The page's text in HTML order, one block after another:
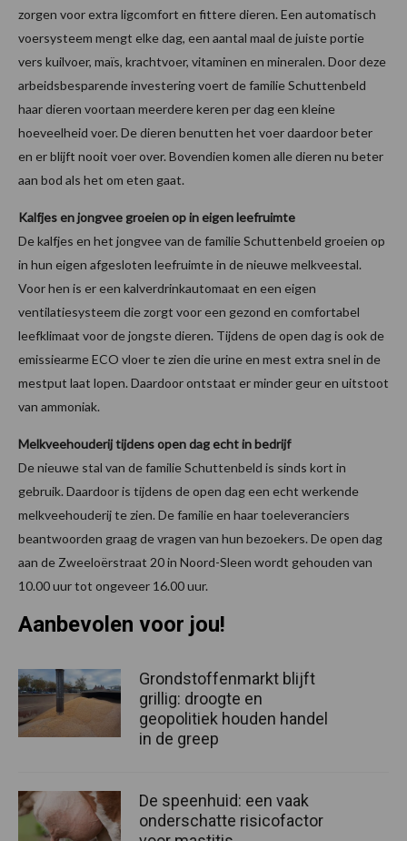
zorgen voor extra ligcomfort en fittere dieren. Een automatisch
voersysteem mengt elke dag, een aantal maal de juiste portie
vers kuilvoer, maïs, krachtvoer, vitaminen en mineralen. Door deze
arbeidsbesparende investering voert de familie Schuttenbeld
haar dieren voortaan meerdere keren per dag een kleine
hoeveelheid voer. De dieren benutten het voer daardoor beter
en er blijft nooit voer over. Bovendien komen alle dieren nu beter
aan bod als het om eten gaat.
Kalfjes en jongvee groeien op in eigen leefruimte
De kalfjes en het jongvee van de familie Schuttenbeld groeien op
in hun eigen afgesloten leefruimte in de nieuwe melkveestal.
Voor hen is er een kalverdrinkautomaat en een eigen
ventilatiesysteem die zorgt voor een gezond en comfortabel
leefklimaat voor de jongste dieren. Tijdens de open dag is ook de
emissiearme ECO vloer te zien die urine en mest extra snel in de
mestput laat lopen. Daardoor ontstaat er minder geur en uitstoot
van ammoniak.
Melkveehouderij tijdens open dag echt in bedrijf
De nieuwe stal van de familie Schuttenbeld is sinds kort in
gebruik. Daardoor is tijdens de open dag een echt werkende
melkveehouderij te zien. De familie en haar toeleveranciers
beantwoorden graag de vragen van hun bezoekers. De open dag
aan de Zweeloërstraat 20 in Noord-Sleen wordt gehouden van
10.00 uur tot ongeveer 16.00 uur.
Aanbevolen voor jou!
Grondstoffenmarkt blijft
grillig: droogte en
geopolitiek houden handel
in de greep
De speenhuid: een vaak
onderschatte risicofactor